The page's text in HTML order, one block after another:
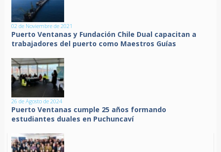
02 de Noviembre de 2021
Puerto Ventanas y Fundación Chile Dual capacitan a
trabajadores del puerto como Maestros Guías
26 de Agosto de 2024
Puerto Ventanas cumple 25 años formando
estudiantes duales en Puchuncaví